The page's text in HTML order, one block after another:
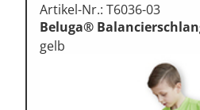
Artikel-Nr.: T6036-03
Beluga®
gelb